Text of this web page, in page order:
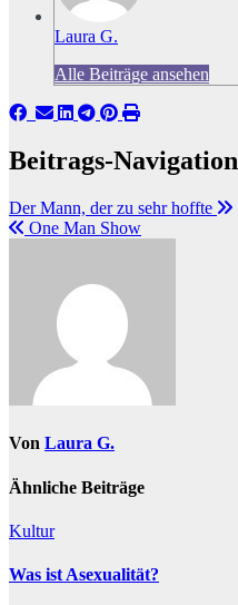
Laura G.
Alle Beiträge ansehen
Beitrags-Navigation
Der Mann, der zu sehr hoffte
One Man Show
Von Laura G.
Ähnliche Beiträge
Kultur
Was ist Asexualität?